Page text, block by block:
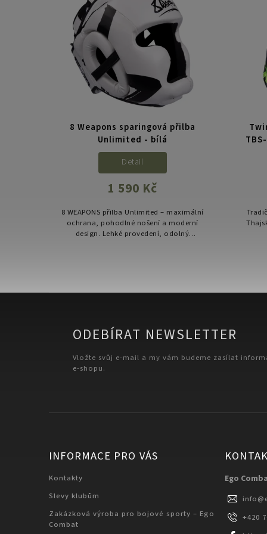
8 Weapons sparingová přilba
Unlimited - bílá
1 590 Kč
Detail
8 WEAPONS přilba Unlimited – maximální
ochrana, pohodlné nošení a moderní
design. Lehké provedení, odolný
ODEBÍRAT NEWSLETTER
Vložte svůj e-mail a my vám budeme zasílat
e-shopu.
INFORMACE PRO VÁS
Kontakty
Slevy klubům
Zakázková výroba pro bojové sporty – Ego
Combat
Ego
info@
+420